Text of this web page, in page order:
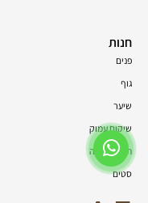
חנות
פנים
גוף
שיער
שיקום עמוק
תוספי תזונה
סטים